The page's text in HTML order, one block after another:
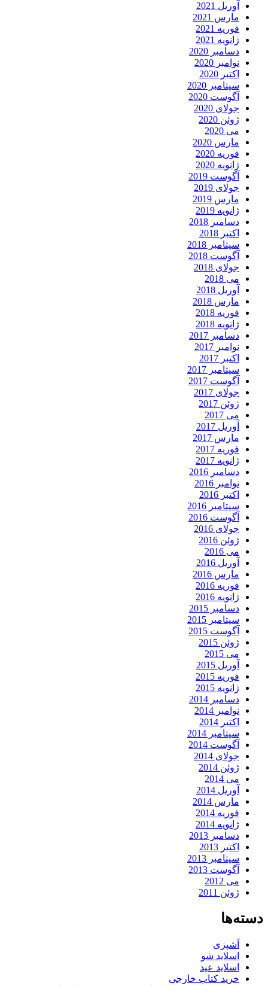
آوریل 2021
مارس 2021
فوریه 2021
ژانویه 2021
دسامبر 2020
نوامبر 2020
اکتبر 2020
سپتامبر 2020
آگوست 2020
جولای 2020
ژوئن 2020
می 2020
مارس 2020
فوریه 2020
ژانویه 2020
آگوست 2019
جولای 2019
مارس 2019
ژانویه 2019
دسامبر 2018
اکتبر 2018
سپتامبر 2018
آگوست 2018
جولای 2018
می 2018
آوریل 2018
مارس 2018
فوریه 2018
ژانویه 2018
دسامبر 2017
نوامبر 2017
اکتبر 2017
سپتامبر 2017
آگوست 2017
جولای 2017
ژوئن 2017
می 2017
آوریل 2017
مارس 2017
فوریه 2017
ژانویه 2017
دسامبر 2016
نوامبر 2016
اکتبر 2016
سپتامبر 2016
آگوست 2016
جولای 2016
ژوئن 2016
می 2016
آوریل 2016
مارس 2016
فوریه 2016
ژانویه 2016
دسامبر 2015
سپتامبر 2015
آگوست 2015
ژوئن 2015
می 2015
آوریل 2015
فوریه 2015
ژانویه 2015
دسامبر 2014
نوامبر 2014
اکتبر 2014
سپتامبر 2014
آگوست 2014
جولای 2014
ژوئن 2014
می 2014
آوریل 2014
مارس 2014
فوریه 2014
ژانویه 2014
دسامبر 2013
اکتبر 2013
سپتامبر 2013
آگوست 2013
می 2012
ژوئن 2011
دسته‌ها
آشپزی
اسلاید شو
اسلاید عید
خرید کتاب خارجی